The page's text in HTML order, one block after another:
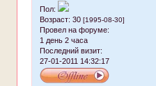
Пол:
Возраст: 30 [1995-08-30]
Провел на форуме:
1 день 2 часа
Последний визит:
27-01-2011 14:32:17